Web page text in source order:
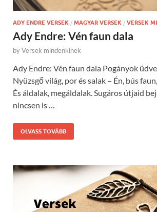
ADY ENDRE VERSEK / MAGYAR VERSEK / VERSEK
Ady Endre: Vén faun dala
byVersek mindenkinek
Ady Endre: Vén faun dala Pogányok
Nyüzsgő világ, por és salak – Én, bús
És áldalak, megáldalak. Sugáros útjaid
nincsen is …
OLVASS TOVÁBB